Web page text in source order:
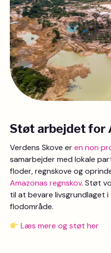
Støt arbejdet for
Verdens Skove eren non
samarbejder med lokale
floder, regnskove og
Amazonas regnskov. Støt
til at bevare livsgrundlaget
flodområde.
Læs mere og støt her